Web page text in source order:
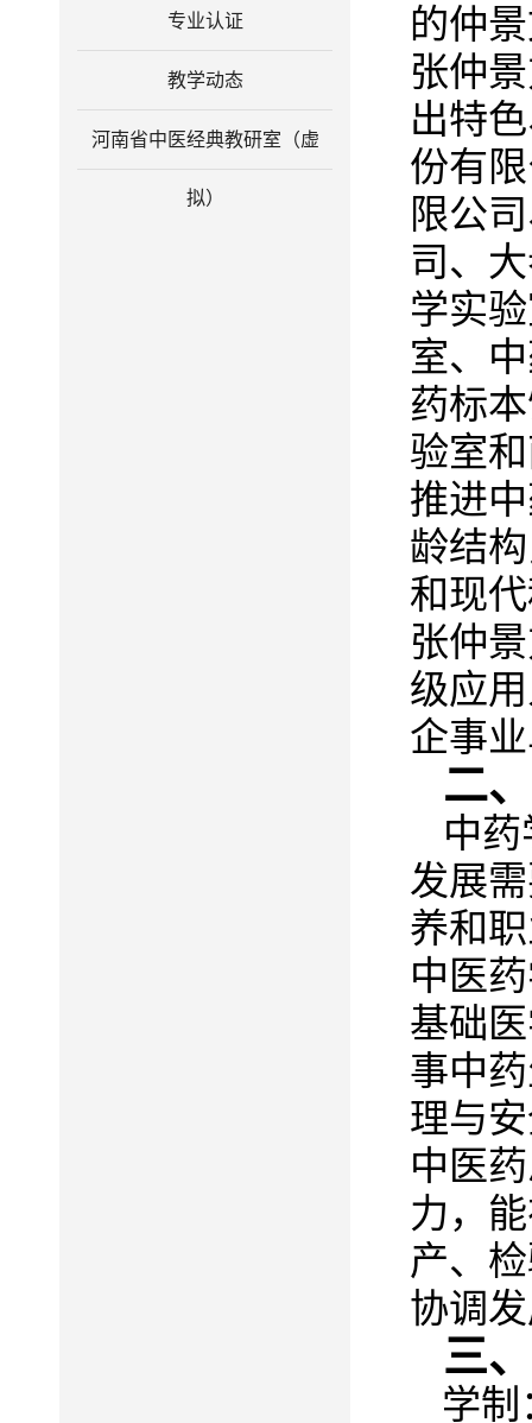
专业认证
教学动态
河南省中医经典教研室（虚
拟）
的仲
张仲
出特
份有
限公
司、
学实
室、
药标
验室
推进
龄结
和现
张仲
级应
企事
二、
中
发展
养和
中医
基础
事中
理与
中医
力，
产、
协调
三、
学制